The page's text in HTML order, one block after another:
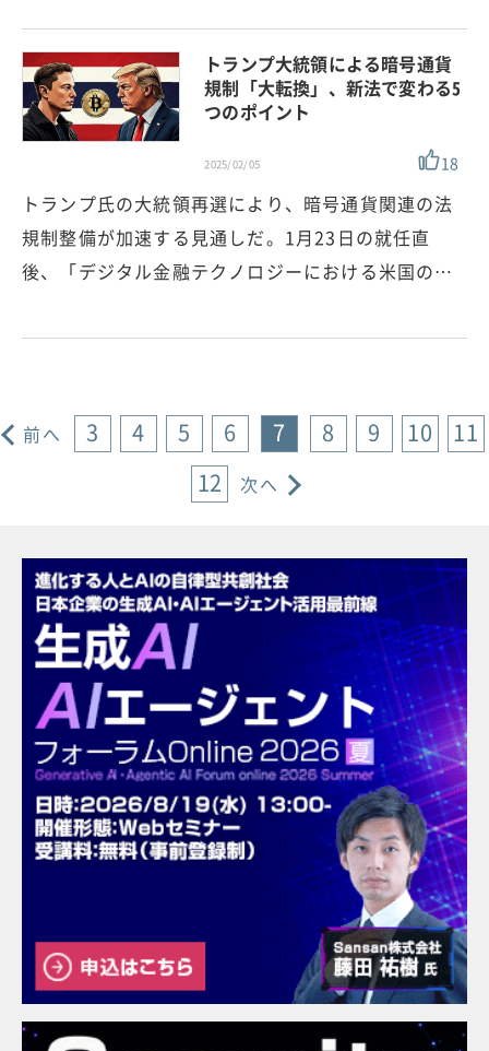
トランプ大統領による暗号通貨
規制「大転換」、新法で変わる5
つのポイント
2025/02/05 18
トランプ氏の大統領再選により、暗号通貨関連の法
規制整備が加速する見通しだ。1月23日の就任直
後、「デジタル金融テクノロジーにおける米国の…
前へ 3 4 5 6 7 8 9 10
11
12
次へ